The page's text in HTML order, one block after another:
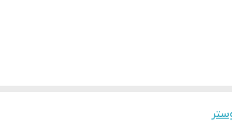
هستند، بدون نگرانی از افت کیفیت یا
طراحی‌های متنوع و چشم‌نواز آن‌ها